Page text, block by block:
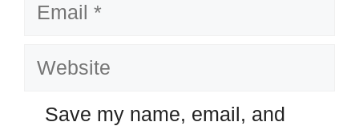
Website
Save my name, email, and